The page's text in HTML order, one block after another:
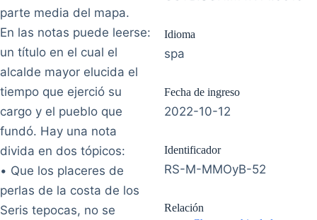
parte media del mapa.
En las notas puede leerse:
un título en el cual el
alcalde mayor elucida el
tiempo que ejerció su
cargo y el pueblo que
fundó. Hay una nota
divida en dos tópicos:
• Que los placeres de
perlas de la costa de los
Seris tepocas, no se
Idioma
spa
Fecha de ingreso
2022-10-12
Identificador
RS-M-MMOyB-52
Relación